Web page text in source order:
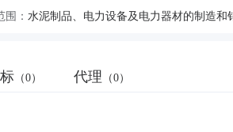
：
（0） 代理 （0）